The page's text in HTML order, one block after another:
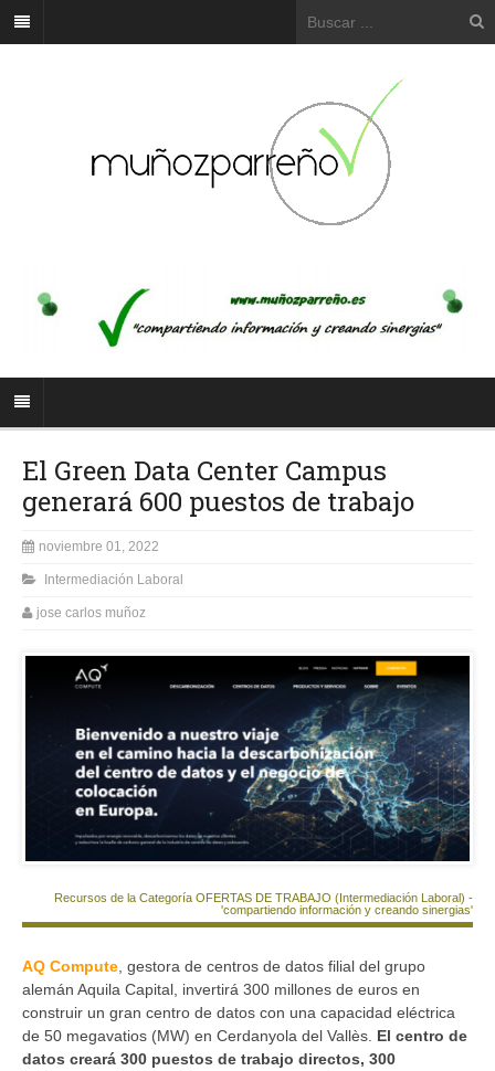
El Green Data Center Campus
generará 600 puestos de trabajo
noviembre 01, 2022
Intermediación Laboral
jose carlos muñoz
Recursos de la Categoría OFERTAS DE TRABAJO (Intermediación Laboral) -
'compartiendo información y creando sinergias'
AQ Compute , gestora de centros de datos filial del grupo
alemán Aquila Capital, invertirá 300 millones de euros en
construir un gran centro de datos con una capacidad eléctrica
de 50 megavatios (MW) en Cerdanyola del Vallès. El centro de
datos creará 300 puestos de trabajo directos, 300